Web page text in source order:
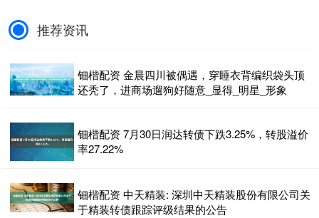
推荐资讯
钿楷配资 金晨四川被偶遇，穿睡衣背编织袋头顶
还秃了，进商场遛狗好随意_显得_明星_形象
钿楷配资 7月30日润达转债下跌3.25%，转股溢价
率27.22%
钿楷配资 中天精装: 深圳中天精装股份有限公司关
于精装转债跟踪评级结果的公告